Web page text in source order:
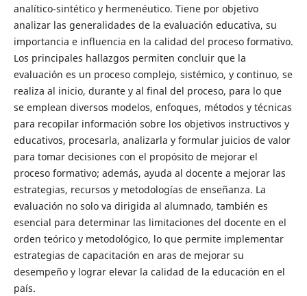
analítico-sintético y hermenéutico. Tiene por objetivo
analizar las generalidades de la evaluación educativa, su
importancia e influencia en la calidad del proceso formativo.
Los principales hallazgos permiten concluir que la
evaluación es un proceso complejo, sistémico, y continuo, se
realiza al inicio, durante y al final del proceso, para lo que
se emplean diversos modelos, enfoques, métodos y técnicas
para recopilar información sobre los objetivos instructivos y
educativos, procesarla, analizarla y formular juicios de valor
para tomar decisiones con el propósito de mejorar el
proceso formativo; además, ayuda al docente a mejorar las
estrategias, recursos y metodologías de enseñanza. La
evaluación no solo va dirigida al alumnado, también es
esencial para determinar las limitaciones del docente en el
orden teórico y metodológico, lo que permite implementar
estrategias de capacitación en aras de mejorar su
desempeño y lograr elevar la calidad de la educación en el
país.